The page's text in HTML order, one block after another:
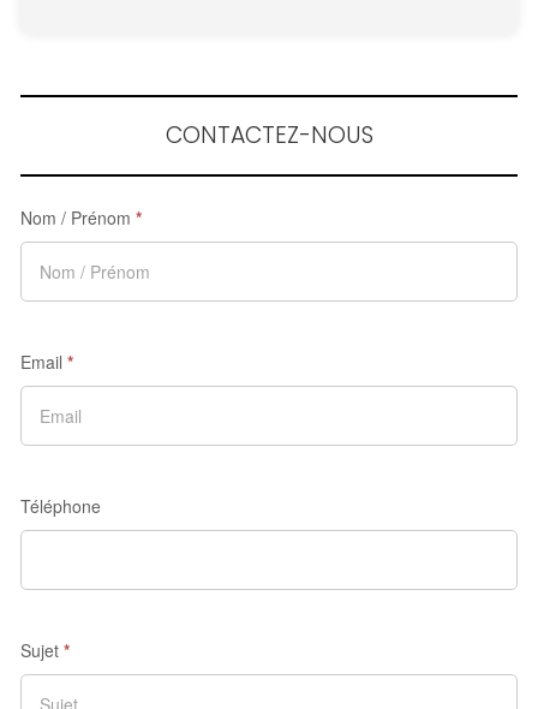
CONTACTEZ-NOUS
Nom / Prénom *
Email *
Téléphone
Sujet *